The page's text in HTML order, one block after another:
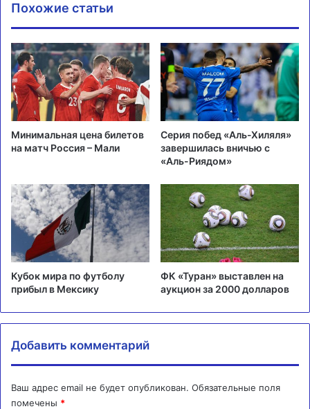
Похожие статьи
Минимальная цена билетов
на матч Россия – Мали
Серия побед «Аль-Хиляля»
завершилась вничью с
«Аль-Риядом»
Кубок мира по футболу
прибыл в Мексику
ФК «Туран» выставлен на
аукцион за 2000 долларов
Добавить комментарий
Ваш адрес email не будет опубликован. Обязательные поля
помечены *